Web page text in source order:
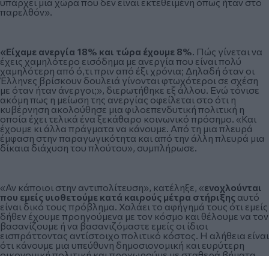
υπάρχει μια χώρα που δεν είναι εκτεθειμένη όπως ήταν στο
παρελθόν».
«Είχαμε ανεργία 18% και τώρα έχουμε 8%. Πώς γίνεται να
έχεις χαμηλότερο εισόδημα με ανεργία που είναι πολύ
χαμηλότερη από ό,τι πριν από έξι χρόνια; Δηλαδή όταν οι
Έλληνες βρίσκουν δουλειά γίνονται φτωχότεροι σε σχέση
με όταν ήταν άνεργοι;», διερωτήθηκε εξ άλλου. Ενώ τόνισε
ακόμη πως η μείωση της ανεργίας οφείλεται στο ότι η
κυβέρνηση ακολούθησε μια φιλοεπενδυτική πολιτική η
οποία έχει τελικά ένα ξεκάθαρο κοινωνικό πρόσημο. «Και
έχουμε κι άλλα πράγματα να κάνουμε. Από τη μια πλευρά
έμφαση στην παραγωγικότητα και από την άλλη πλευρά μια
δίκαια διάχυση του πλούτου», συμπλήρωσε.
«Αν κάποιοι στην αντιπολίτευση», κατέληξε, «ενοχλούνται
που εμείς υιοθετούμε κατά καιρούς μέτρα στήριξης αυτό
είναι δικό τους πρόβλημα. Χαλάει το αφήγημά τους ότι εμείς
δήθεν έχουμε προηγούμενα με τον κόσμο και θέλουμε να τον
βασανίζουμε ή να βασανιζόμαστε εμείς οι ίδιοι
εισπράττοντας αντίστοιχο πολιτικό κόστος. Η αλήθεια είναι
ότι κάνουμε μια υπεύθυνη δημοσιονομική και ευρύτερη